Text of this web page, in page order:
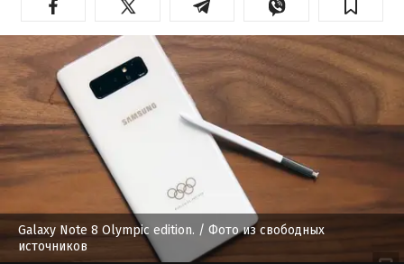
Galaxy Note 8 Olympic edition. / Фото из свободных
источников